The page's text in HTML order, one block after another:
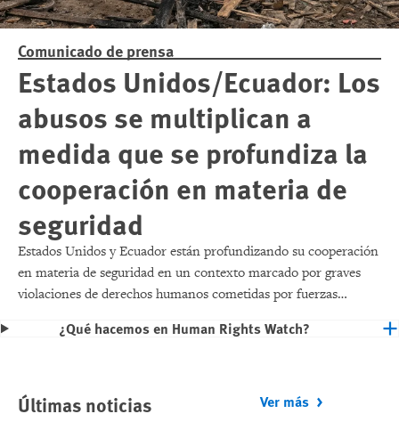
Comunicado de prensa
Estados Unidos/Ecuador: Los
abusos se multiplican a
medida que se profundiza la
cooperación en materia de
seguridad
Estados Unidos y Ecuador están profundizando su cooperación
en materia de seguridad en un contexto marcado por graves
violaciones de derechos humanos cometidas por fuerzas
pesqueras cuyo origen sigue sin esclarecerse, y la desaparición
¿Qué hacemos en Human Rights Watch?
Últimas noticias Ver más